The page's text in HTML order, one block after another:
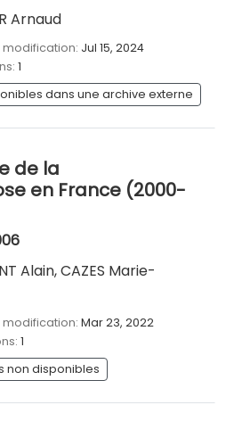
Arnaud
Jul 15, 2024
1
dans une archive externe
de la
en France (2000-
Alain, CAZES Marie-
Mar 23, 2022
1
non disponibles